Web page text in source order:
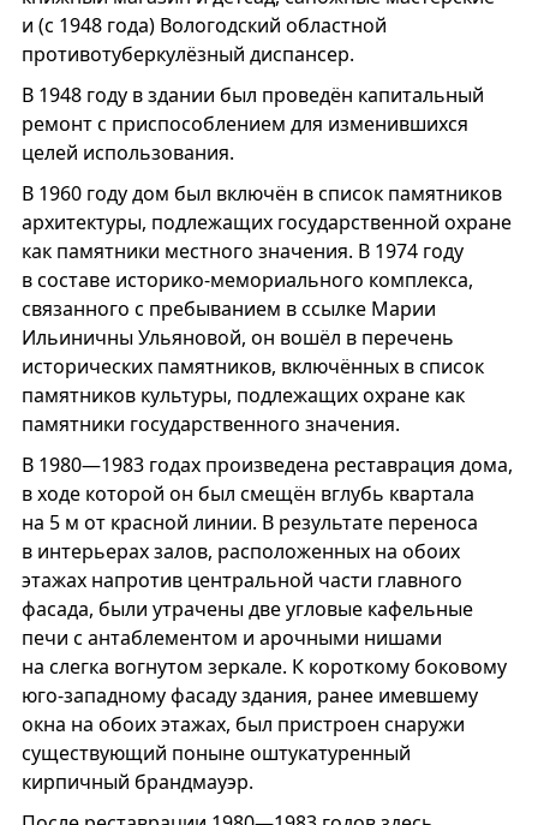
и (с 1948 года) Вологодский областной
противотуберкулёзный диспансер.
В 1948 году в здании был проведён капитальный
ремонт с приспособлением для изменившихся
целей использования.
В 1960 году дом был включён в список памятников
архитектуры, подлежащих государственной охране
как памятники местного значения. В 1974 году
в составе историко-мемориального комплекса,
связанного с пребыванием в ссылке Марии
Ильиничны Ульяновой, он вошёл в перечень
исторических памятников, включённых в список
памятников культуры, подлежащих охране как
памятники государственного значения.
В 1980—1983 годах произведена реставрация дома,
в ходе которой он был смещён вглубь квартала
на 5 м от красной линии. В результате переноса
в интерьерах залов, расположенных на обоих
этажах напротив центральной части главного
фасада, были утрачены две угловые кафельные
печи с антаблементом и арочными нишами
на слегка вогнутом зеркале. К короткому боковому
юго-западному фасаду здания, ранее имевшему
окна на обоих этажах, был пристроен снаружи
существующий поныне оштукатуренный
кирпичный брандмауэр.